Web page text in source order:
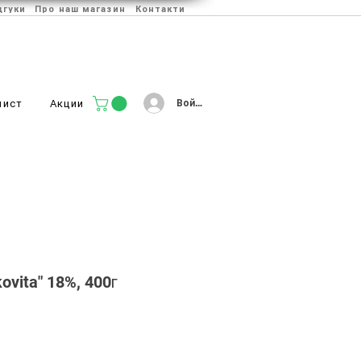
Про наш магазин Контакти
Акции Войти
18%, 400г